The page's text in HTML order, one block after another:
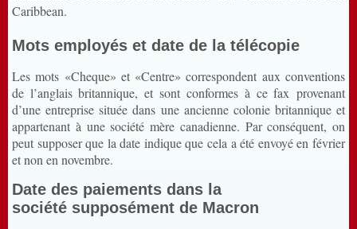
Caribbean.
Mots employés et date de la télécopie
Les mots «Cheque» et «Centre» correspondent aux conventions
de l’anglais britannique, et sont conformes à ce fax provenant
d’une entreprise située dans une ancienne colonie britannique et
appartenant à une société mère canadienne. Par conséquent, on
peut supposer que la date indique que cela a été envoyé en février
et non en novembre.
Date des paiements dans la
société supposément de Macron